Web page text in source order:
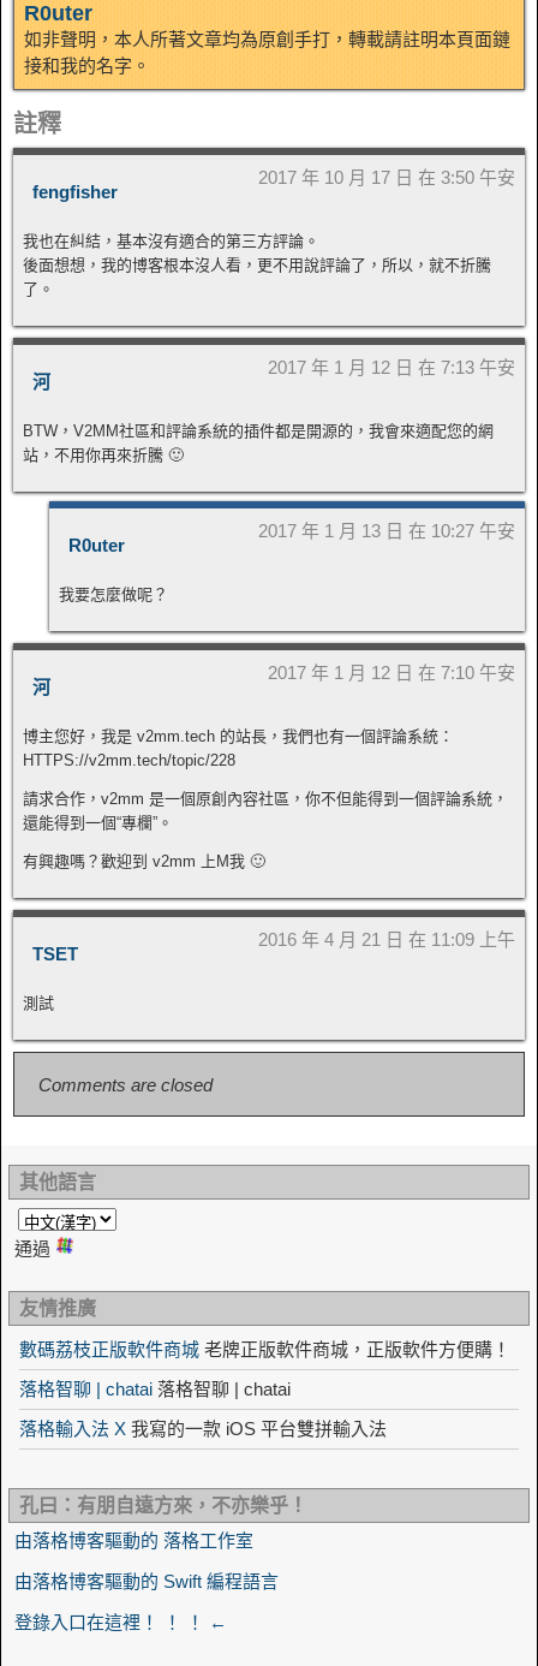
R0uter
如非聲明，本人所著文章均為原創手打，轉載請註明本頁面鏈
接和我的名字。
註釋
fengfisher
2017 年 10 月 17 日 在 3:50 午安
我也在糾結，基本沒有適合的第三方評論。
後面想想，我的博客根本沒人看，更不用說評論了，所以，就不折騰
了。
河
2017 年 1 月 12 日 在 7:13 午安
BTW，V2MM社區和評論系統的插件都是開源的，我會來適配您的網
站，不用你再來折騰 🙂
R0uter
2017 年 1 月 13 日 在 10:27 午安
我要怎麼做呢？
河
2017 年 1 月 12 日 在 7:10 午安
博主您好，我是 v2mm.tech 的站長，我們也有一個評論系統：
HTTPS://v2mm.tech/topic/228
請求合作，v2mm 是一個原創內容社區，你不但能得到一個評論系統，
還能得到一個“專欄”。
有興趣嗎？歡迎到 v2mm 上M我 🙂
TSET
2016 年 4 月 21 日 在 11:09 上午
測試
Comments are closed
其他語言
通過
友情推廣
數碼荔枝正版軟件商城 老牌正版軟件商城，正版軟件方便購！
落格智聊 | chatai 落格智聊 | chatai
落格輸入法 X 我寫的一款 iOS 平台雙拼輸入法
孔曰：有朋自遠方來，不亦樂乎！
由落格博客驅動的 落格工作室
由落格博客驅動的 Swift 編程語言
登錄入口在這裡！ ！ ！ ←